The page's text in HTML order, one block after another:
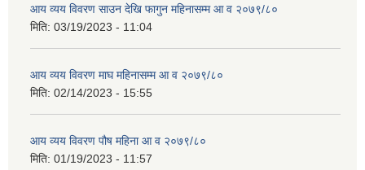
आय व्यय विवरण साउन देखि फागुन महिनासम्म आ व २०७९/८०
मिति: 03/19/2023 - 11:04
आय व्यय विवरण माघ महिनासम्म आ व २०७९/८०
मिति: 02/14/2023 - 15:55
आय व्यय विवरण पौष महिना आ व २०७९/८०
मिति: 01/19/2023 - 11:57